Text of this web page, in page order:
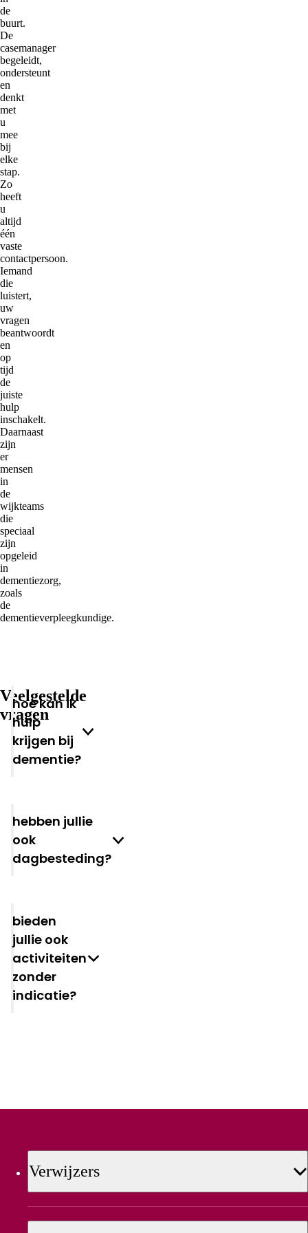
de
buurt.
De
casemanager
begeleidt,
ondersteunt
en
denkt
met
u
mee
bij
elke
stap.
Zo
heeft
u
altijd
één
vaste
contactpersoon.
Iemand
die
luistert,
uw
vragen
beantwoordt
en
op
tijd
de
juiste
hulp
inschakelt.
Daarnaast
zijn
er
mensen
in
de
wijkteams
die
speciaal
zijn
opgeleid
in
dementiezorg,
zoals
de
dementieverpleegkundige.
Veelgestelde
vragen
Hoe kan ik
hulp
krijgen bij
dementie?
Hebben jullie
ook
dagbesteding?
Bieden
jullie ook
activiteiten
zonder
indicatie?
Verwijzers